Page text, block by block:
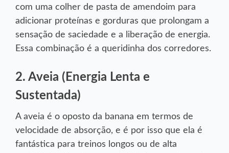
com uma colher de pasta de amendoim para
adicionar proteínas e gorduras que prolongam a
sensação de saciedade e a liberação de energia.
Essa combinação é a queridinha dos corredores.
2. Aveia (Energia Lenta e
Sustentada)
A aveia é o oposto da banana em termos de
velocidade de absorção, e é por isso que ela é
fantástica para treinos longos ou de alta